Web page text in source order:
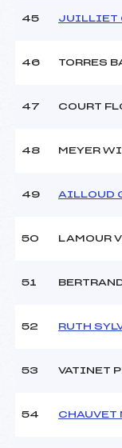
45 JUILLIET
46 TORRES
47 COURT
48 MEYER
49 AILLOUD
50 LAMOUR
51
52 RUTH
53 VATINET
54 CHAUVET